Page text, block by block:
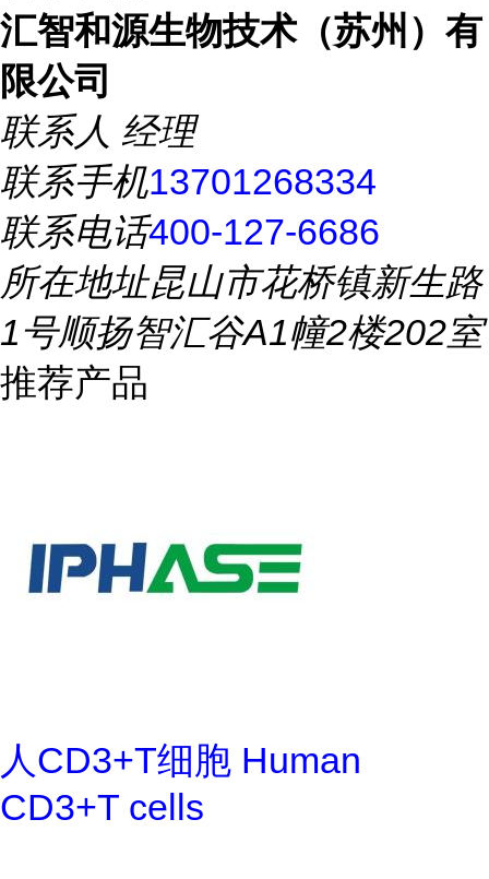
汇智和源生物技术（苏州）有
限公司
联系人 经理
联系手机13701268334
联系电话400-127-6686
所在地址昆山市花桥镇新生路
1号顺扬智汇谷A1幢2楼202室
推荐产品
人CD3+T细胞 Human
CD3+T cells